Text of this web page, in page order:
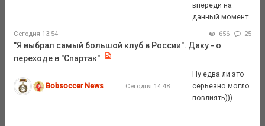
впереди на
данный момент
Сегодня 13:54 656 25
"Я выбрал самый большой клуб в России". Даку - о
переходе в "Спартак"
Bobsoccer News Сегодня 14:48
Ну едва ли это
серьезно могло
повлиять)))